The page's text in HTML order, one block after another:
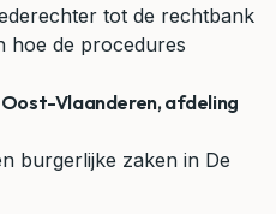
tot de rechtbank
hoe de procedures
Vlaanderen, afdeling
burgerlijke zaken in De